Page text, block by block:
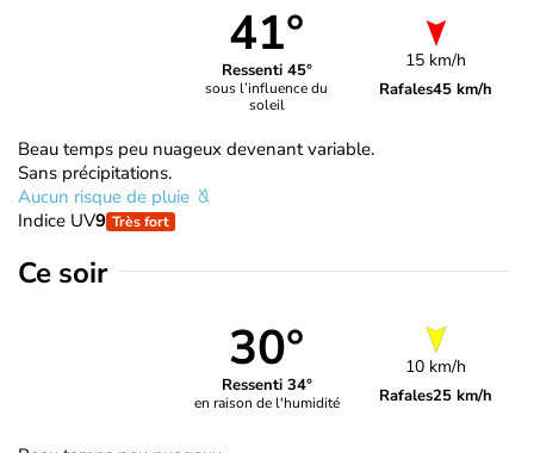
41°
Ressenti 45°
sous l’influence du
soleil
15 km/h
Rafales45 km/h
Beau temps peu nuageux devenant variable.
Sans précipitations.
Aucun risque de pluie
Indice UV9 Très fort
Ce soir
30°
Ressenti 34°
en raison de l'humidité
10 km/h
Rafales25 km/h